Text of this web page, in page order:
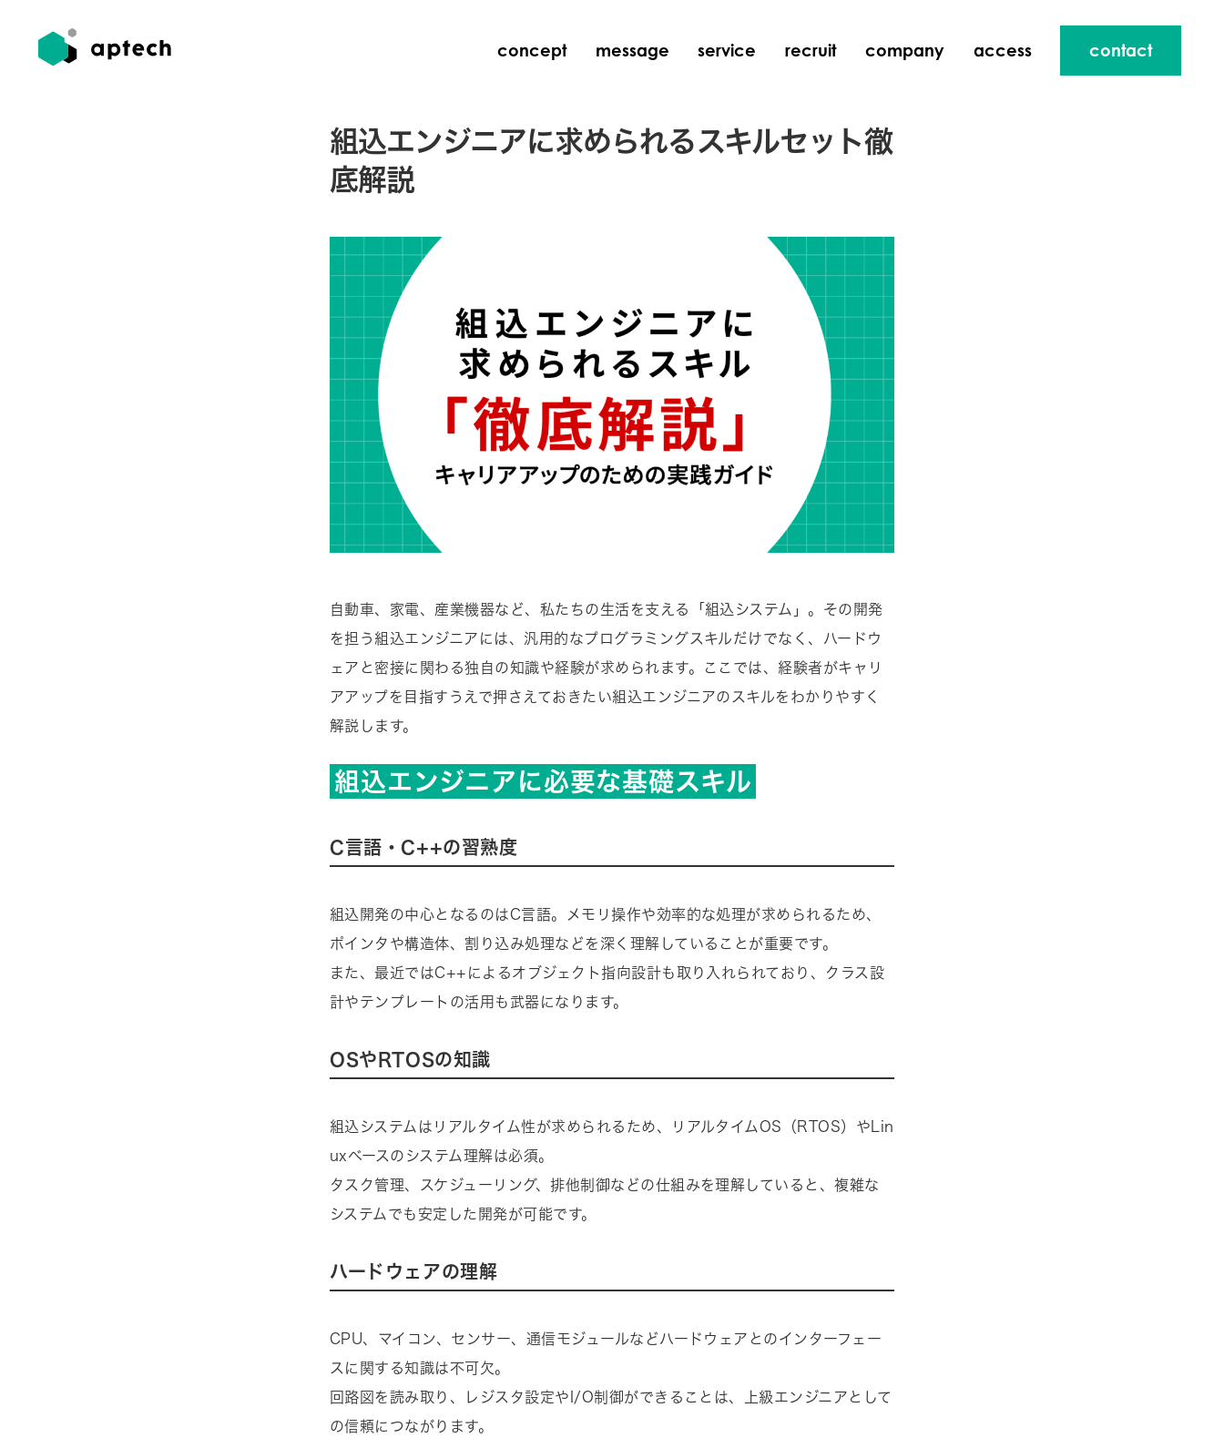
concept message service recruit company access contact
組込エンジニアに求められるスキルセット徹
底解説
自動車、家電、産業機器など、私たちの生活を支える「組込システム」。その開発
を担う組込エンジニアには、汎用的なプログラミングスキルだけでなく、ハードウ
ェアと密接に関わる独自の知識や経験が求められます。ここでは、経験者がキャリ
アアップを目指すうえで押さえておきたい組込エンジニアのスキルをわかりやすく
解説します。
組込エンジニアに必要な基礎スキル
C言語・C++の習熟度
組込開発の中心となるのはC言語。メモリ操作や効率的な処理が求められるため、
ポインタや構造体、割り込み処理などを深く理解していることが重要です。
また、最近ではC++によるオブジェクト指向設計も取り入れられており、クラス設
計やテンプレートの活用も武器になります。
OSやRTOSの知識
組込システムはリアルタイム性が求められるため、リアルタイムOS（RTOS）やLin
uxベースのシステム理解は必須。
タスク管理、スケジューリング、排他制御などの仕組みを理解していると、複雑な
システムでも安定した開発が可能です。
ハードウェアの理解
CPU、マイコン、センサー、通信モジュールなどハードウェアとのインターフェー
スに関する知識は不可欠。
回路図を読み取り、レジスタ設定やI/O制御ができることは、上級エンジニアとして
の信頼につながります。